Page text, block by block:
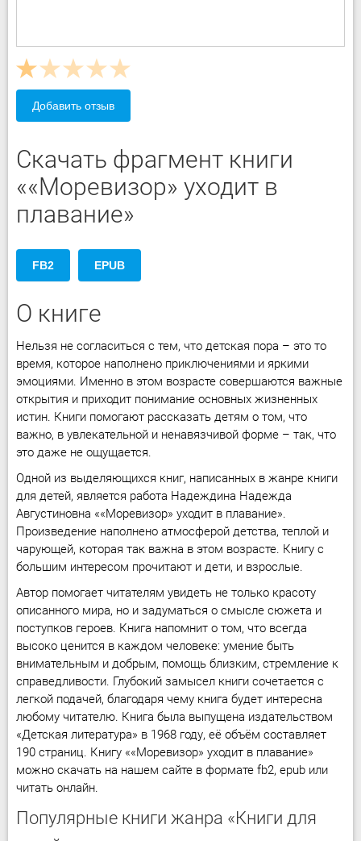
Добавить отзыв
Скачать фрагмент книги
««Моревизор» уходит в
плавание»
FB2 EPUB
О книге
Нельзя не согласиться с тем, что детская пора – это то
время, которое наполнено приключениями и яркими
эмоциями. Именно в этом возрасте совершаются важные
открытия и приходит понимание основных жизненных
истин. Книги помогают рассказать детям о том, что
важно, в увлекательной и ненавязчивой форме – так, что
это даже не ощущается.
Одной из выделяющихся книг, написанных в жанре книги
для детей, является работа Надеждина Надежда
Августиновна ««Моревизор» уходит в плавание».
Произведение наполнено атмосферой детства, теплой и
чарующей, которая так важна в этом возрасте. Книгу с
большим интересом прочитают и дети, и взрослые.
Автор помогает читателям увидеть не только красоту
описанного мира, но и задуматься о смысле сюжета и
поступков героев. Книга напомнит о том, что всегда
высоко ценится в каждом человеке: умение быть
внимательным и добрым, помощь близким, стремление к
справедливости. Глубокий замысел книги сочетается с
легкой подачей, благодаря чему книга будет интересна
любому читателю. Книга была выпущена издательством
«Детская литература» в 1968 году, её объём составляет
190 страниц. Книгу ««Моревизор» уходит в плавание»
можно скачать на нашем сайте в формате fb2, epub или
читать онлайн.
Популярные книги жанра «Книги для